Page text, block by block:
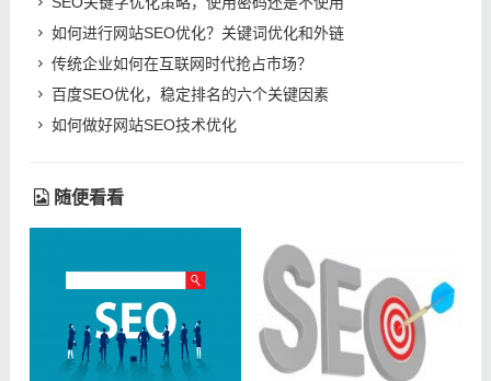
如何进行网站SEO优化？关键词优化和外链
传统企业如何在互联网时代抢占市场？
百度SEO优化，稳定排名的六个关键因素
如何做好网站SEO技术优化
随便看看